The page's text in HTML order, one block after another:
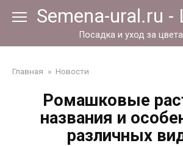
Semena-ural.ru -
Посадка и уход за
Главная » Новости
Ромашковые
названия и
различных